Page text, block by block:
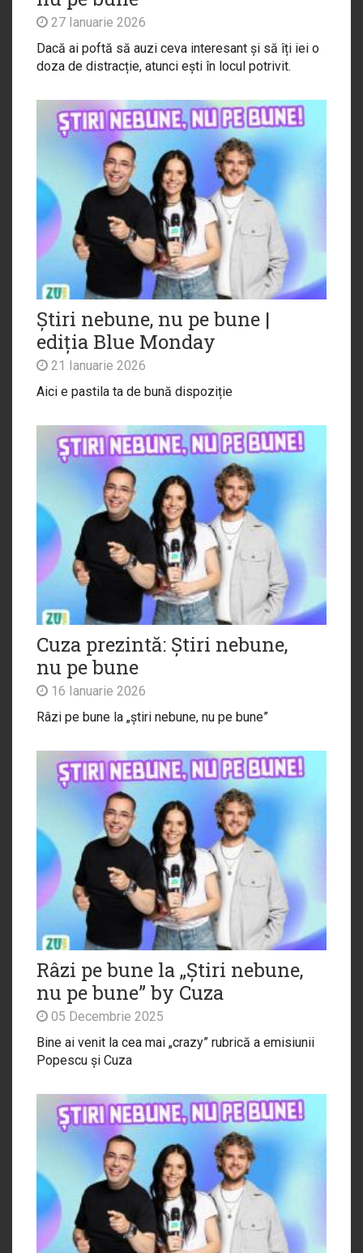
27 Ianuarie 2026
Dacă ai poftă să auzi ceva interesant și să îți iei o
doza de distracție, atunci ești în locul potrivit.
Știri nebune, nu pe bune |
ediția Blue Monday
21 Ianuarie 2026
Aici e pastila ta de bună dispoziție
Cuza prezintă: Știri nebune,
nu pe bune
16 Ianuarie 2026
Râzi pe bune la „știri nebune, nu pe bune”
Râzi pe bune la „Știri nebune,
nu pe bune” by Cuza
05 Decembrie 2025
Bine ai venit la cea mai „crazy” rubrică a emisiunii
Popescu și Cuza